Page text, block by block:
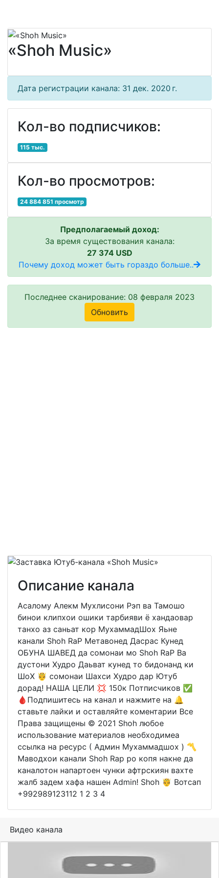
«Shoh Music»
Дата регистрации канала: 31 дек. 2020 г.
Кол-во подписчиков:
115 тыс.
Кол-во просмотров:
24 884 851 просмотр
Предполагаемый доход:
За время существования канала:
27 374 USD
Почему доход может быть гораздо больше..
Последнее сканирование: 08 февраля 2023
Обновить
Описание канала
Асалому Алекм Мухлисони Рэп ва Тамошо
бинои клипхои ошики тарбияви ё хандаовар
танхо аз саньат кор МухаммадШох Яьне
канали Shoh RaP Метавонед Дасрас Кунед
ОБУНА ШАВЕД да сомонаи мо Shoh RaP Ва
дустони Худро Даьват кунед то бидонанд ки
ШоХ 🤴 сомонаи Шахси Худро дар Ютуб
дорад! НАША ЦЕЛИ 💢 150к Потписчиков ✅
🩸Подпишитесь на канал и нажмите на 🔔
ставьте лайки и оставляйте коментарии Все
Права защищены ©️ 2021 Shoh любое
использование материалов необходимеа
ссылка на ресурс ( Админ Мухаммадшох ) 〽️
Маводхои канали Shoh Rap ро копя накне да
каналотон напартоен чунки афтрскиян вахте
жалб задем хафа нашен Admin! Shoh 🤴 Вотсап
+992989123112 1 2 3 4
Видео канала